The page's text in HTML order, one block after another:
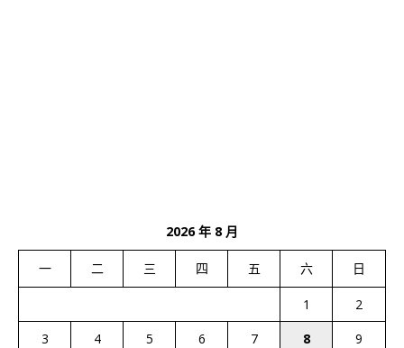
2026 年 8 月
一 二 三 四 五 六 日
1
2
3
4 5 6 7 8
9